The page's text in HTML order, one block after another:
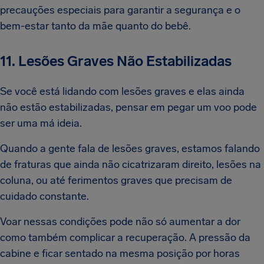
precauções especiais para garantir a segurança e o
bem-estar tanto da mãe quanto do bebê.
11. Lesões Graves Não Estabilizadas
Se você está lidando com lesões graves e elas ainda
não estão estabilizadas, pensar em pegar um voo pode
ser uma má ideia.
Quando a gente fala de lesões graves, estamos falando
de fraturas que ainda não cicatrizaram direito, lesões na
coluna, ou até ferimentos graves que precisam de
cuidado constante.
Voar nessas condições pode não só aumentar a dor
como também complicar a recuperação. A pressão da
cabine e ficar sentado na mesma posição por horas